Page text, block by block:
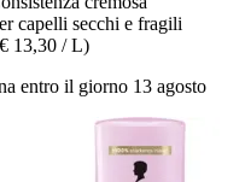
capelli secchi e fragili
13,30 / L)
entro il giorno 13 agosto